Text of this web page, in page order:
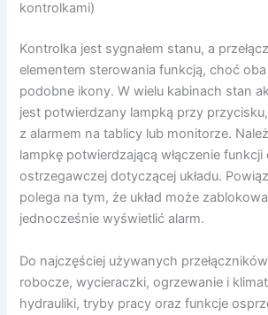
kontrolkami)
Kontrolka jest sygnałem stanu, a
elementem sterowania funkcją, choć
podobne ikony. W wielu kabinach stan
jest potwierdzany lampką przy
z alarmem na tablicy lub monitorze.
lampkę potwierdzającą włączenie
ostrzegawczej dotyczącej układu.
polega na tym, że układ może
jednocześnie wyświetlić alarm.
Do najczęściej używanych
robocze, wycieraczki, ogrzewanie i
hydrauliki, tryby pracy oraz funkcje